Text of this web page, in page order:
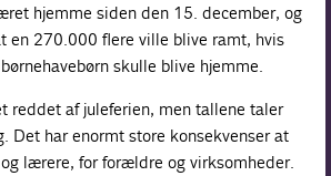
hjemme siden den 15. december, og
en 270.000 flere ville blive ramt, hvis
skulle blive hjemme.
reddet af juleferien, men tallene taler
Det har enormt store konsekvenser at
lærere, for forældre og virksomheder.